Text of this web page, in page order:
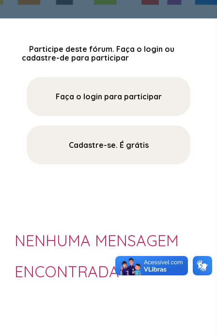
Participe deste fórum. Faça o login ou
cadastre-de para participar
Faça o login para participar
Cadastre-se. É grátis
NENHUMA MENSAGEM
ENCONTRADA